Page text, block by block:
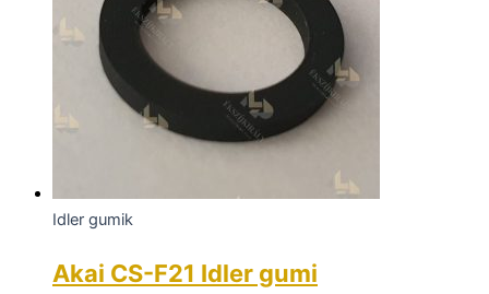
Idler gumik
Akai CS-F21 Idler gumi